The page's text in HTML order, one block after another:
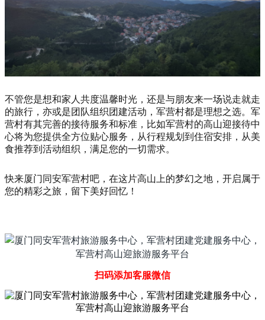
不管您是想和家人共度温馨时光，还是与朋友来一场说走就走
的旅行，亦或是团队组织团建活动，军营村都是理想之选。军
营村有其完善的接待服务和标准，比如军营村的高山迎接待中
心将为您提供全方位贴心服务，从行程规划到住宿安排，从美
食推荐到活动组织，满足您的一切需求。
快来厦门同安军营村吧，在这片高山上的梦幻之地，开启属于
您的精彩之旅，留下美好回忆！
扫码添加客服微信